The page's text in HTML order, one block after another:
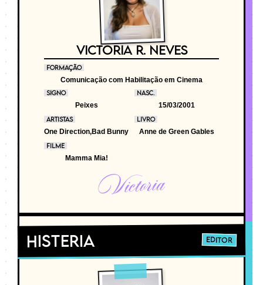
VICTORIA R. NEVES
FORMAÇÃO
Comunicação com Habilitação em Cinema
SIGNO
Peixes
NASC.
15/03/2001
ARTISTAS
One Direction,Bad Bunny
LIVRO
Anne de Green Gables
FILME
Mamma Mia!
Victoria
Histeria EDITOR